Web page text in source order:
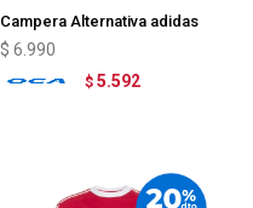
Campera Alternativa adidas
Alemania
$ 6.990
$ 5.592